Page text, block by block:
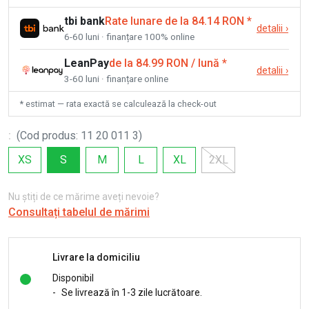
tbi bankRate lunare de la 84.14 RON *
6-60 luni · finanțare 100% online
detalii ›
LeanPayde la 84.99 RON / lună *
3-60 luni · finanțare online
detalii ›
* estimat — rata exactă se calculează la check-out
: (Cod produs: 11 20 011 3)
XS
S M L XL 2XL
Nu știți de ce mărime aveți nevoie?
Consultați tabelul de mărimi
Livrare la domiciliu
Disponibil
- Se livrează în 1-3 zile lucrătoare.